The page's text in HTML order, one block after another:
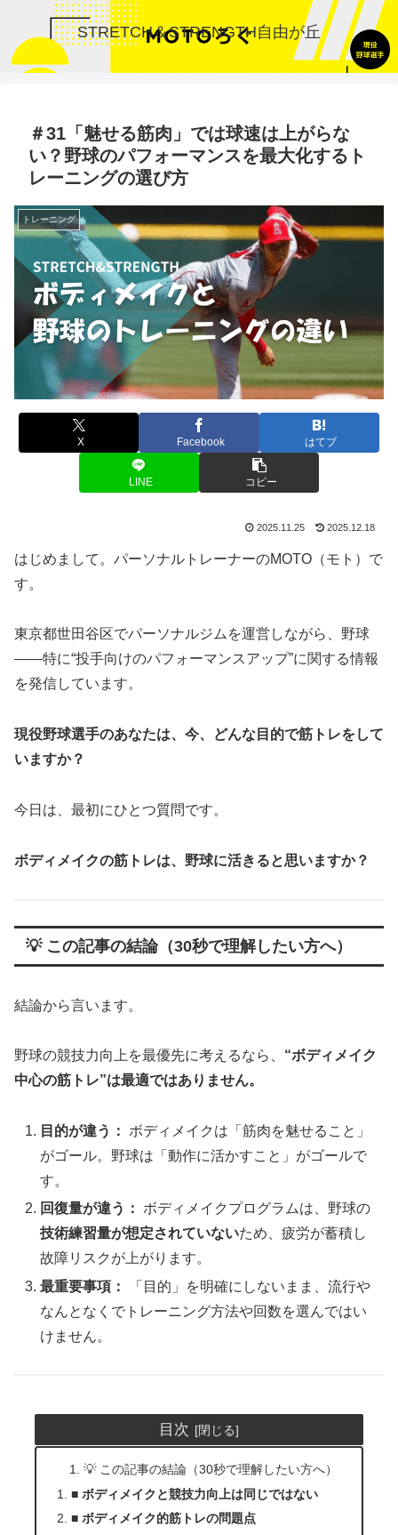
STRETCH＆STRENGTH自由が丘
＃31「魅せる筋肉」では球速は上がらな
い？野球のパフォーマンスを最大化するト
レーニングの選び方
トレーニング
X Facebook はてブ
LINE コピー
2025.11.25 2025.12.18
はじめまして。パーソナルトレーナーのMOTO（モト）で
す。
東京都世田谷区でパーソナルジムを運営しながら、野球
――特に“投手向けのパフォーマンスアップ”に関する情報
を発信しています。
現役野球選手のあなたは、今、どんな目的で筋トレをして
いますか？
今日は、最初にひとつ質問です。
ボディメイクの筋トレは、野球に活きると思いますか？
💡 この記事の結論（30秒で理解したい方へ）
結論から言います。
野球の競技力向上を最優先に考えるなら、 “ボディメイク
中心の筋トレ”は最適ではありません。
目的が違う：
ボディメイクは「筋肉を魅せること」
がゴール。野球は「動作に活かすこと」がゴールで
す。
回復量が違う：
ボディメイクプログラムは、野球の
技術練習量が想定されていないため、疲労が蓄積し
故障リスクが上がります。
最重要事項：
「目的」を明確にしないまま、流行や
なんとなくでトレーニング方法や回数を選んではい
けません。
目次
💡 この記事の結論（30秒で理解したい方へ）
■ ボディメイクと競技力向上は同じではない
■ ボディメイク的筋トレの問題点